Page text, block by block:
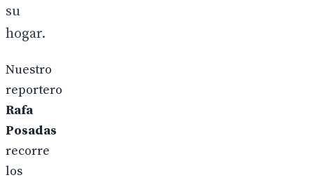
su
hogar.
Nuestro
reportero
Rafa
Posadas
recorre
los